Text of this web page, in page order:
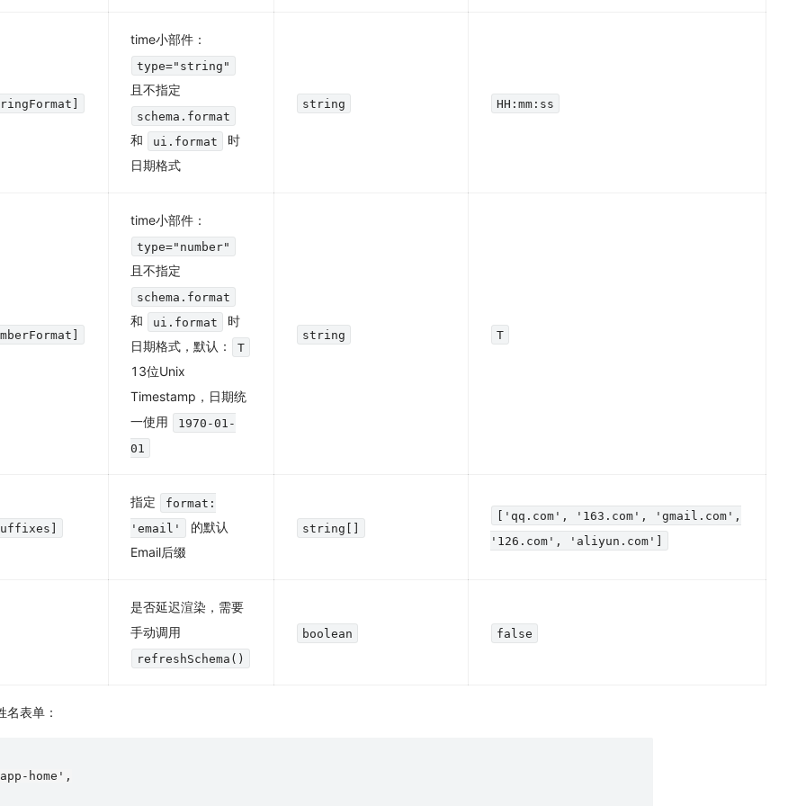
time小部件：
type="string"
且不指定
schema.format
和 ui.format
时
日期格式
string HH:mm:ss
time小部件：
type="number"
且不指定
schema.format
和 ui.format
时
日期格式，默认：
T
13位Unix
Timestamp，日期统
一使用
1970-01-
01
string T
指定
format:
'email'
的默认
Email后缀
string[]
['qq.com', '163.com', 'gmail.com',
'126.com', 'aliyun.com']
是否延迟渲染，需要
手动调用
refreshSchema()
boolean false
名表单：
home',